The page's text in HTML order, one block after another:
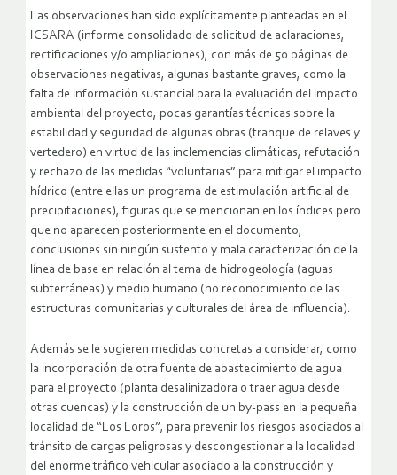
Las observaciones han sido explícitamente planteadas en el
ICSARA (informe consolidado de solicitud de aclaraciones,
rectificaciones y/o ampliaciones), con más de 50 páginas de
observaciones negativas, algunas bastante graves, como la
falta de información sustancial para la evaluación del impacto
ambiental del proyecto, pocas garantías técnicas sobre la
estabilidad y seguridad de algunas obras (tranque de relaves y
vertedero) en virtud de las inclemencias climáticas, refutación
y rechazo de las medidas “voluntarias” para mitigar el impacto
hídrico (entre ellas un programa de estimulación artificial de
precipitaciones), figuras que se mencionan en los índices pero
que no aparecen posteriormente en el documento,
conclusiones sin ningún sustento y mala caracterización de la
línea de base en relación al tema de hidrogeología (aguas
subterráneas) y medio humano (no reconocimiento de las
estructuras comunitarias y culturales del área de influencia).
Además se le sugieren medidas concretas a considerar, como
la incorporación de otra fuente de abastecimiento de agua
para el proyecto (planta desalinizadora o traer agua desde
otras cuencas) y la construcción de un by-pass en la pequeña
localidad de “Los Loros”, para prevenir los riesgos asociados al
tránsito de cargas peligrosas y descongestionar a la localidad
del enorme tráfico vehicular asociado a la construcción y